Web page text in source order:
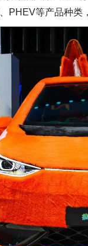
PHEV等产品种类